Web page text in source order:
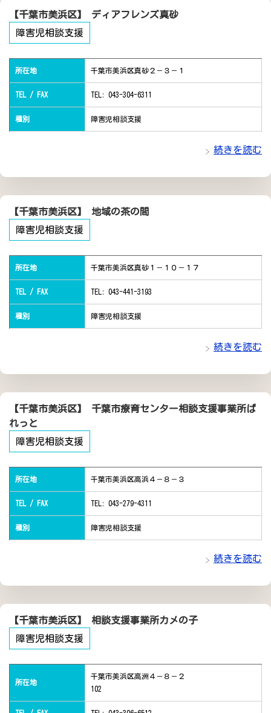
【千葉市美浜区】 ディアフレンズ真砂
障害児相談支援
所在地 千葉市美浜区真砂２－３－１
TEL / FAX TEL: 043-304-6311
種別 障害児相談支援
続きを読む
【千葉市美浜区】 地域の茶の間
障害児相談支援
所在地 千葉市美浜区真砂１－１０－１７
TEL / FAX TEL: 043-441-3193
種別 障害児相談支援
続きを読む
【千葉市美浜区】 千葉市療育センター相談支援事業所ぱ
れっと
障害児相談支援
所在地 千葉市美浜区高浜４－８－３
TEL / FAX TEL: 043-279-4311
種別 障害児相談支援
続きを読む
【千葉市美浜区】 相談支援事業所カメの子
障害児相談支援
所在地
千葉市美浜区高洲４－８－２
102